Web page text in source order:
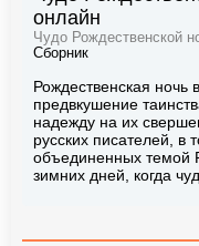
онлайн
Чудо Рождественской
Сборник
Рождественская ночь
предвкушение
надежду на их
русских писателей, в
объединенных темой
зимних дней, когда